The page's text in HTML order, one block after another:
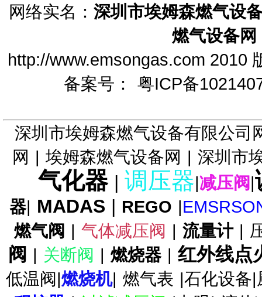
SAV燃气切断阀DUNGS切断阀
FRSBV安全放散阀DUNGS放
散阀
网络实名： 深圳市埃姆森燃气设
燃气设备网
http://www.emsongas.com 2010
备案号：
粤ICP备
深圳市埃姆森燃气设备有限公司
网 | 埃姆森燃气设备网 | 深圳市
气化器 | 调压器|减压阀|
器| MADAS | REGO |
燃气阀 | 气体减压阀 | 流量计 |
阀 | 关断阀 | 燃烧器 | 红外线点
低温阀|燃烧机| 燃气表 |石化设备